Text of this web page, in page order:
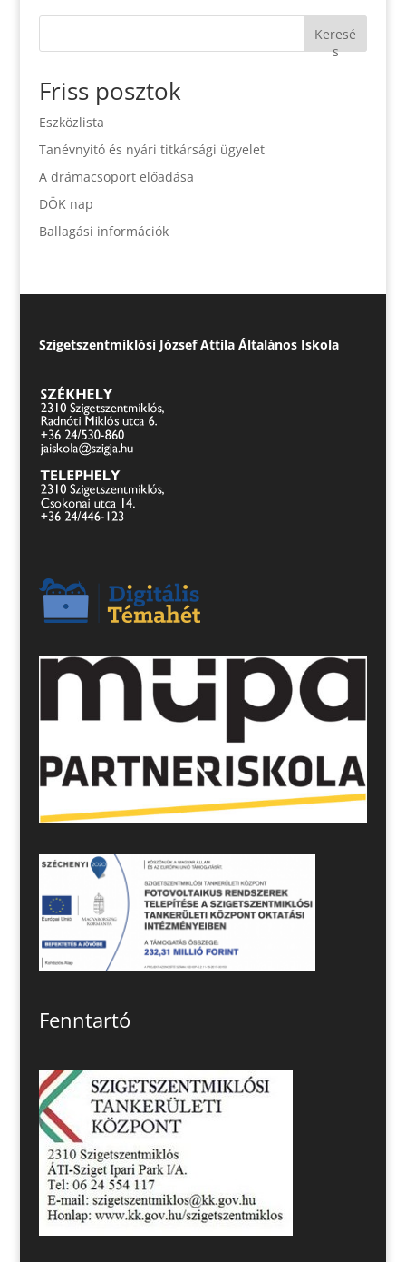
Keresé
s
Friss posztok
Eszközlista
Tanévnyitó és nyári titkársági ügyelet
A drámacsoport előadása
DÖK nap
Ballagási információk
Szigetszentmiklósi József Attila Általános Iskola
Fenntartó